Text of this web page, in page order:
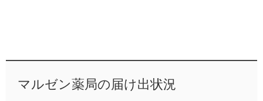
マルゼン薬局の届け出状況